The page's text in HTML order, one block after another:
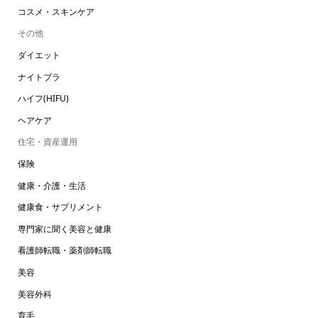
コスメ・スキンケア
その他
ダイエット
ナイトブラ
ハイフ(HIFU)
ヘアケア
住宅・資産運用
保険
健康・介護・生活
健康食・サプリメント
専門家に聞く美容と健康
看護師転職・薬剤師転職
美容
美容外科